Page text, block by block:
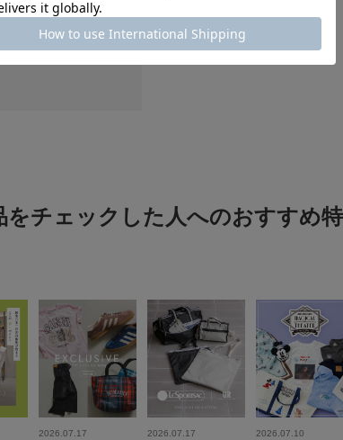
をチェックした人へのおすすめ
2026.07.17 2026.07.17 2026.07.10